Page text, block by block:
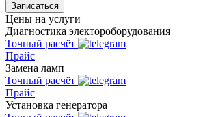
Записаться
Цены на услуги
Диагностика электороборудования
Точный расчёт
Прайс
Замена ламп
Точный расчёт
Прайс
Установка генератора